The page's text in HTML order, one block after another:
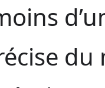
du